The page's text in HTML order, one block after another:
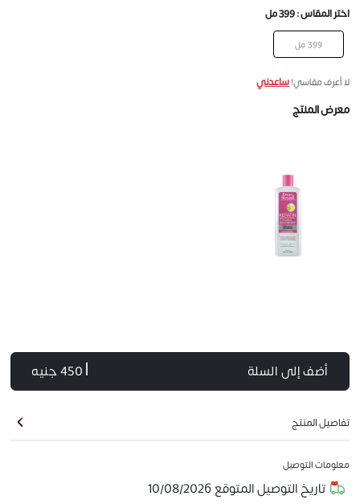
اختر المقاس :399 مل
399 مل
لا أعرف مقاسي!ساعدني
معرض المنتج
أضف إلى السلة | 450 جنيه
تفاصيل المنتج
معلومات التوصيل
تاريخ التوصيل المتوقع10/08/2026